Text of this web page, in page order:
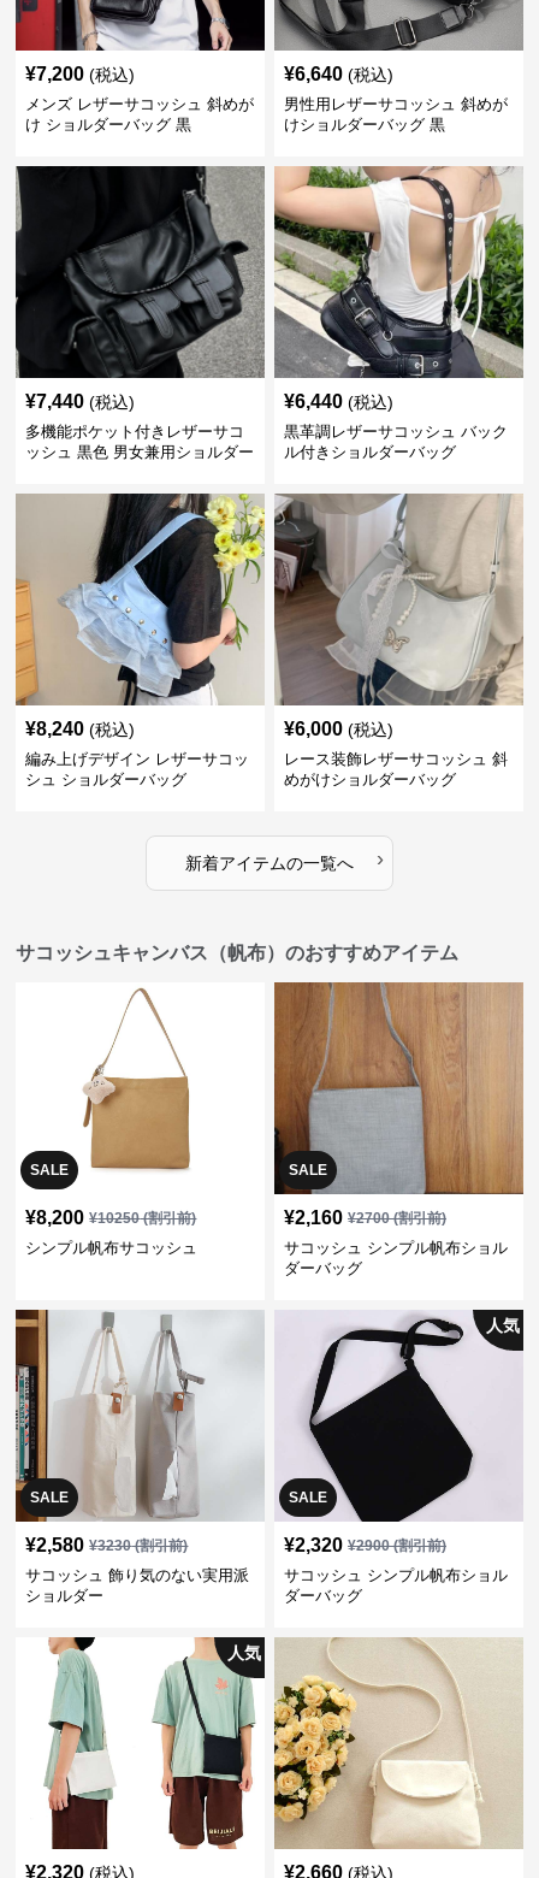
¥7,200 (税込)
メンズ レザーサコッシュ 斜めが
け ショルダーバッグ 黒
¥6,640 (税込)
男性用レザーサコッシュ 斜めが
けショルダーバッグ 黒
¥7,440 (税込)
多機能ポケット付きレザーサコ
ッシュ 黒色 男女兼用ショルダー
¥6,440 (税込)
黒革調レザーサコッシュ バック
ル付きショルダーバッグ
¥8,240 (税込)
編み上げデザイン レザーサコッ
シュ ショルダーバッグ
¥6,000 (税込)
レース装飾レザーサコッシュ 斜
めがけショルダーバッグ
新着アイテムの一覧へ ›
サコッシュキャンバス（帆布）のおすすめアイテム
SALE
¥8,200 ¥10250(割引前)
シンプル帆布サコッシュ
SALE
¥2,160 ¥2700(割引前)
サコッシュ シンプル帆布ショル
ダーバッグ
SALE
¥2,580 ¥3230(割引前)
サコッシュ 飾り気のない実用派
ショルダー
SALE
人気
¥2,320 ¥2900(割引前)
サコッシュ シンプル帆布ショル
ダーバッグ
人気
¥2,320 (税込) ¥2,660 (税込)